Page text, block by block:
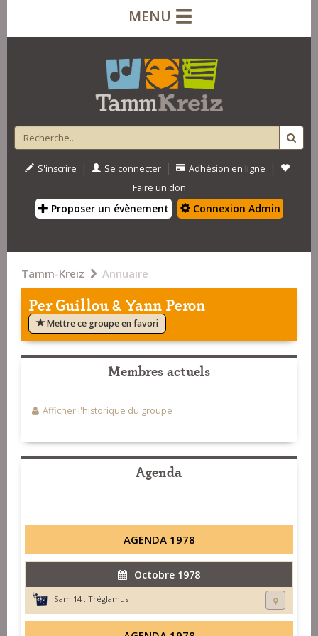
MENU
S'inscrire | Se connecter | Adhésion en ligne |
Faire un don
Proposer un évènement Connexion Admin
Tamm-Kreiz Annuaire
Per Guillou & Yann Peron
Mettre ce groupe en favori
Membres actuels
Afficher l'historique du groupe
Agenda
AGENDA 1978
Octobre 1978
Sam 14 : Tréglamus